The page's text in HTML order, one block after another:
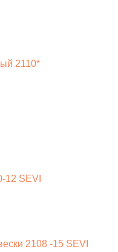
2110*
12 SEVI
2108 -15 SEVI